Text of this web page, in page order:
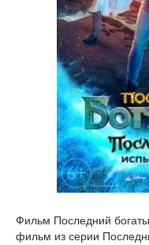
Фильм Последний
фильм из серии